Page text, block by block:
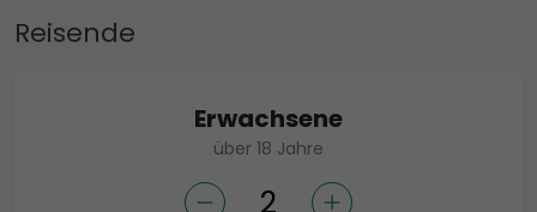
Reisende
Erwachsene
über 18 Jahre